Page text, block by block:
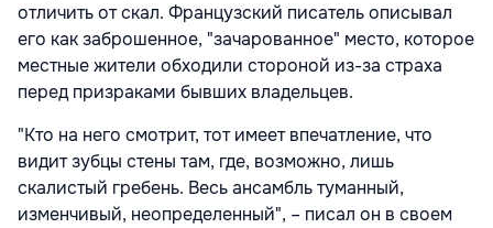
отличить от скал. Французский писатель описывал
его как заброшенное, "зачарованное" место, которое
местные жители обходили стороной из-за страха
перед призраками бывших владельцев.
"Кто на него смотрит, тот имеет впечатление, что
видит зубцы стены там, где, возможно, лишь
скалистый гребень. Весь ансамбль туманный,
изменчивый, неопределенный", – писал он в своем